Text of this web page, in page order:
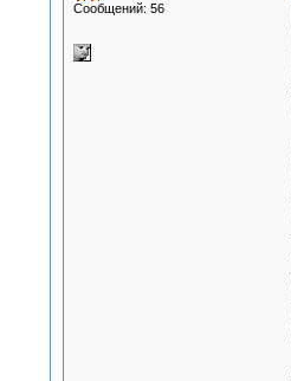
Сообщений: 56